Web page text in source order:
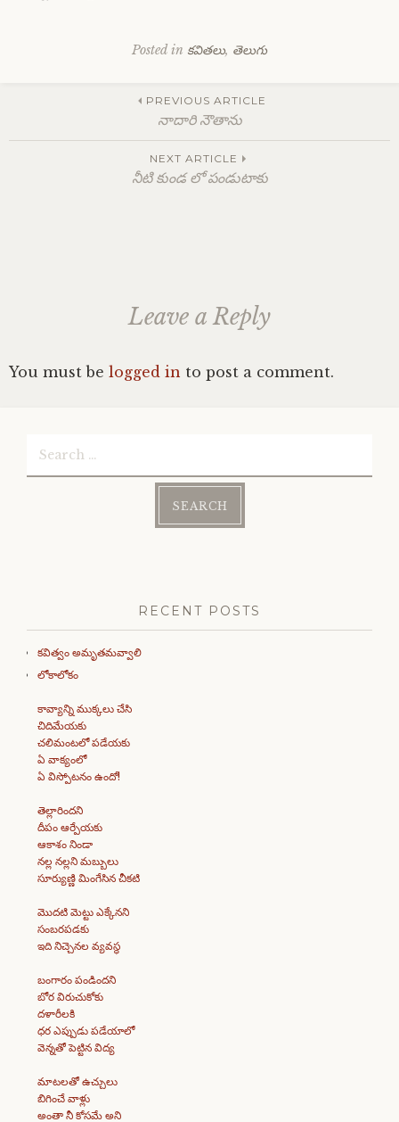
Posted in కవితలు, తెలుగు
navigation
PREVIOUS ARTICLE
నాదారి నౌతాను
NEXT ARTICLE
నీటి కుండ లో పండుటాకు
Leave a Reply
You must be logged in to post a comment.
RECENT POSTS
కవిత్వం అమృతమవ్వాలి
లోకాలోకం
కావ్యాన్ని ముక్కలు చేసి
చిదిమేయకు
చలిమంటలో పడేయకు
ఏ వాక్యంలో
ఏ విస్పోటనం ఉందో!
తెల్లారిందని
దీపం ఆర్పేయకు
ఆకాశం నిండా
నల్ల నల్లని మబ్బులు
సూర్యుణ్ణి మింగేసిన చీకటి
మొదటి మెట్టు ఎక్కేనని
సంబరపడకు
ఇది నిచ్చెనల వ్యవస్థ
బంగారం పండిందని
బోర విరుచుకోకు
దళారీలకి
ధర ఎప్పుడు పడేయాలో
వెన్నతో పెట్టిన విద్య
మాటలతో ఉచ్చులు
బిగించే వాళ్లు
అంతా నీ కోసమే అని